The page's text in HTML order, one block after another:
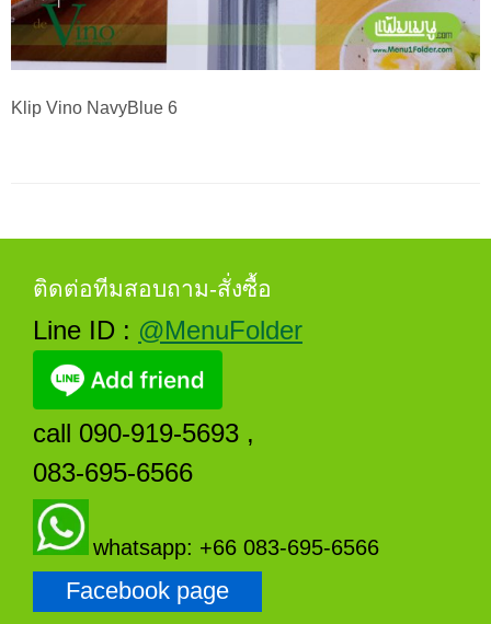
Klip Vino NavyBlue 6
ติดต่อทีมสอบถาม-สั่งซื้อ
Line ID : @MenuFolder
call 090-919-5693 ,
083-695-6566
whatsapp: +66 083-695-6566
Facebook page